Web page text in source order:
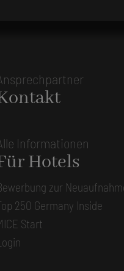
Informationen
Hotels
zur
250 Germany Inside
Start